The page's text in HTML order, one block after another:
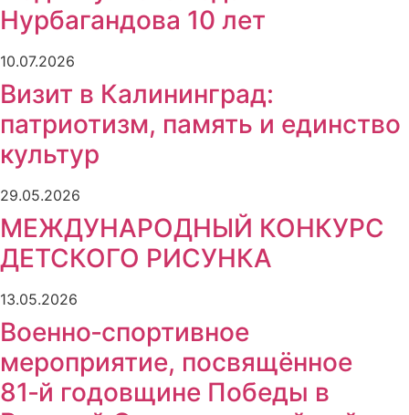
Нурбагандова 10 лет
10.07.2026
Визит в Калининград:
патриотизм, память и единство
культур
29.05.2026
МЕЖДУНАРОДНЫЙ КОНКУРС
ДЕТСКОГО РИСУНКА
13.05.2026
Военно‑спортивное
мероприятие, посвящённое
81‑й годовщине Победы в